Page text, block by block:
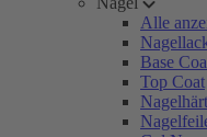
Alle
Base
Top Coat